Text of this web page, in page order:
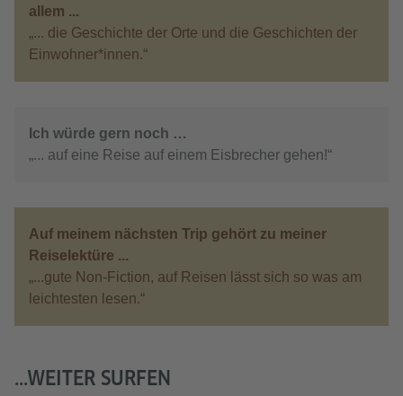
allem ...
„... die Geschichte der Orte und die Geschichten der
Einwohner*innen.“
Ich würde gern noch …
„... auf eine Reise auf einem Eisbrecher gehen!“
Auf meinem nächsten Trip gehört zu meiner
Reiselektüre ...
„...gute Non-Fiction, auf Reisen lässt sich so was am
leichtesten lesen.“
...WEITER SURFEN